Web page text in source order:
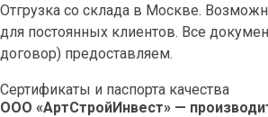
Отгрузка со склада в Москве.
для постоянных клиентов. Все
договор) предоставляем.
Сертификаты и паспорта качества
ООО «АртСтройИнвест» —